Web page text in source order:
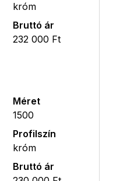
króm
Bruttó ár
232 000 Ft
Méret
1500
Profilszín
króm
Bruttó ár